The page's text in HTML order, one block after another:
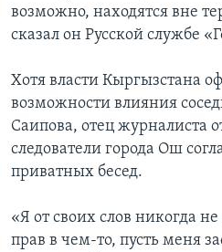
возможно, находятся вне
сказал он Русской службе
Хотя власти Кыргызстана
возможности влияния
Саипова, отец журналиста
следователи города Ош
приватных бесед.
«Я от своих слов никогда
прав в чем-то, пусть меня